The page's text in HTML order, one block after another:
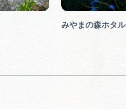
みやまの森ホタル